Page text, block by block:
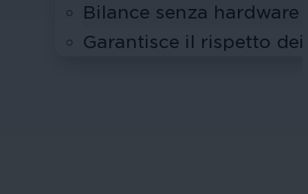
Bilance senza
Garantisce il rispetto